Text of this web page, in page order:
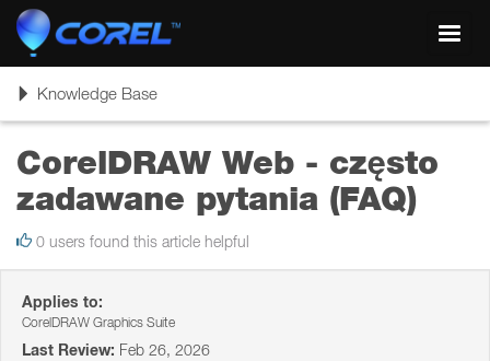
ToggleKnowledge Base
CorelDRAW Web - często
zadawane pytania (FAQ)
0 users found this article helpful
Applies to:
CorelDRAW Graphics Suite
Last Review: Feb 26, 2026